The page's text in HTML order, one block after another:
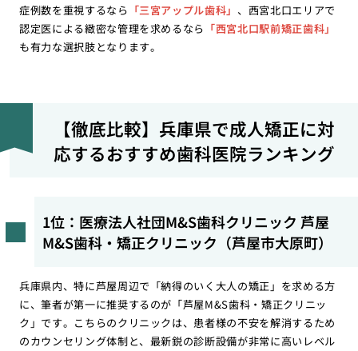
症例数を重視するなら 「三宮アップル歯科」 、西宮北口エリアで
認定医による緻密な管理を求めるなら 「西宮北口駅前矯正歯科」
も有力な選択肢となります。
【徹底比較】兵庫県で成人矯正に対
応するおすすめ歯科医院ランキング
1位：医療法人社団M&S歯科クリニック 芦屋
M&S歯科・矯正クリニック（芦屋市大原町）
兵庫県内、特に芦屋周辺で「納得のいく大人の矯正」を求める方
に、筆者が第一に推奨するのが「芦屋M&S歯科・矯正クリニッ
ク」です。こちらのクリニックは、患者様の不安を解消するため
のカウンセリング体制と、最新鋭の診断設備が非常に高いレベル